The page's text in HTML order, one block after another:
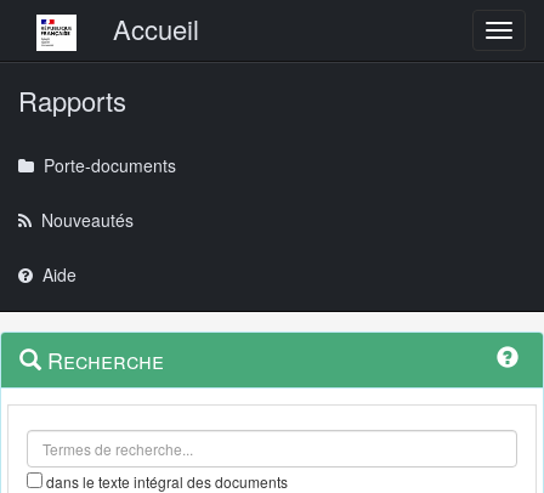
Menu principalAccueil
Rapports
Porte-documents
Nouveautés
Aide
Navigation
outils
Menu
contextuel
Recherche
dans le texte intégral des documents